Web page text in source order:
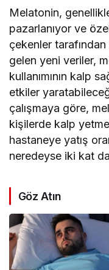
Melatonin,
pazarlanıyor ve
çekenler
gelen yeni veriler,
kullanımının kalp
etkiler
çalışmaya göre,
kişilerde kalp
hastaneye yatış
neredeyse iki kat
Göz Atın